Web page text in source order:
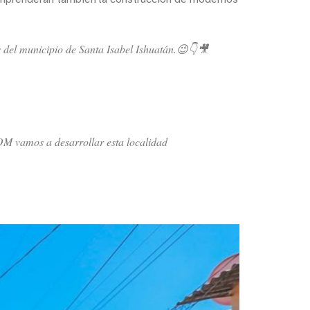
municipio de Santa Isabel Ishuatán.😉👇🎥
vamos a desarrollar esta localidad